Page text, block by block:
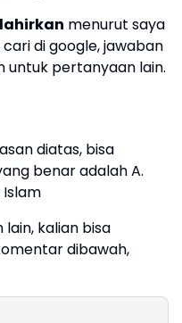
menurut saya
di google, jawaban
pertanyaan lain.
diatas, bisa
benar adalah A.
kalian bisa
dibawah,